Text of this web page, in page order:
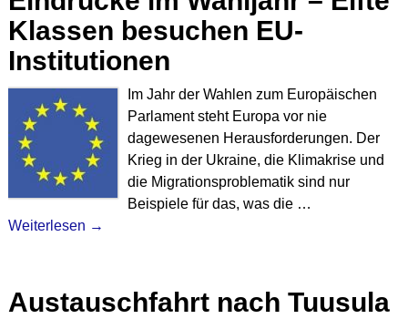
Klassen besuchen EU-
Institutionen
Im Jahr der Wahlen zum Europäischen
Parlament steht Europa vor nie
dagewesenen Herausforderungen. Der
Krieg in der Ukraine, die Klimakrise und
die Migrationsproblematik sind nur
Beispiele für das, was die …
Weiterlesen →
Austauschfahrt nach Tuusula